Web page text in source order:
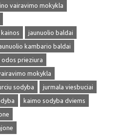
vairavimo mokykla
jaunuolio baldai
kambario baldai
prieziura
mokykla
sodyba
jurmala viesbuciai
kaimo sodyba dviems